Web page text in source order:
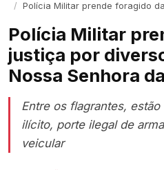
Polícia Militar prende foragido da justiça por diversos crimes
Polícia Militar
justiça por
Nossa Senhora
Entre os flagrantes,
ilícito, porte ilegal de
veicular